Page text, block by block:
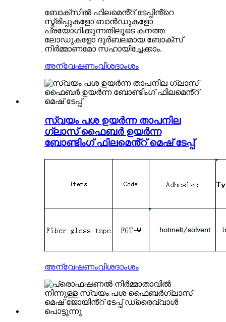
ബോക്സിൽ ഫിലമെൻ്റ് ടേപ്പിൻ്റെ
സ്ട്രിപ്പുകളോ ബാൻഡുകളോ
പ്രയോഗിക്കുന്നതിലൂടെ കനത്ത
ലോഡുകളോ ദുർബലമായ ബോക്സ്
നിർമ്മാണമോ സഹായിച്ചേക്കാം.
അന്വേഷണംവിശദാംശം
സ്വയം പശ ഉയർന്ന താപനില
ഗ്ലാസ് ഫൈബർ ഉയർന്ന
ബോണ്ടിംഗ് ഫിലമെൻ്റ് മെഷ് ടേപ്പ്
അന്വേഷണംവിശദാംശം